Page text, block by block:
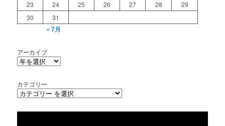
23
24 25 26 27 28
29
30
31
« 7月
アーカイブ
カテゴリー